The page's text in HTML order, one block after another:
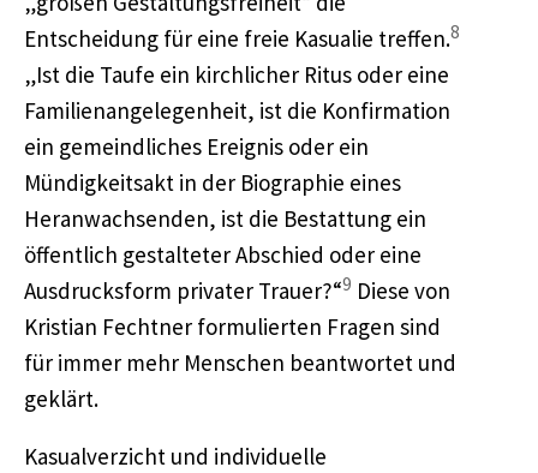
Entscheidung für eine freie Kasualie treffen.8
„Ist die Taufe ein kirchlicher Ritus oder eine
Familienangelegenheit, ist die Konfirmation
ein gemeindliches Ereignis oder ein
Mündigkeitsakt in der Biographie eines
Heranwachsenden, ist die Bestattung ein
öffentlich gestalteter Abschied oder eine
Ausdrucksform privater Trauer?“9 Diese von
Kristian Fechtner formulierten Fragen sind
für immer mehr Menschen beantwortet und
geklärt.
Kasualverzicht und individuelle